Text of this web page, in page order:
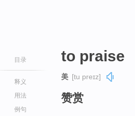
目录
释义
用法
例句
to praise
美 [tu preɪz]
赞赏